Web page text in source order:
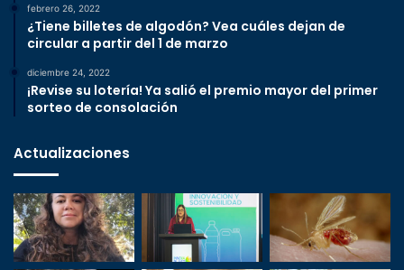
febrero 26, 2022
¿Tiene billetes de algodón? Vea cuáles dejan de
circular a partir del 1 de marzo
diciembre 24, 2022
¡Revise su lotería! Ya salió el premio mayor del primer
sorteo de consolación
Actualizaciones